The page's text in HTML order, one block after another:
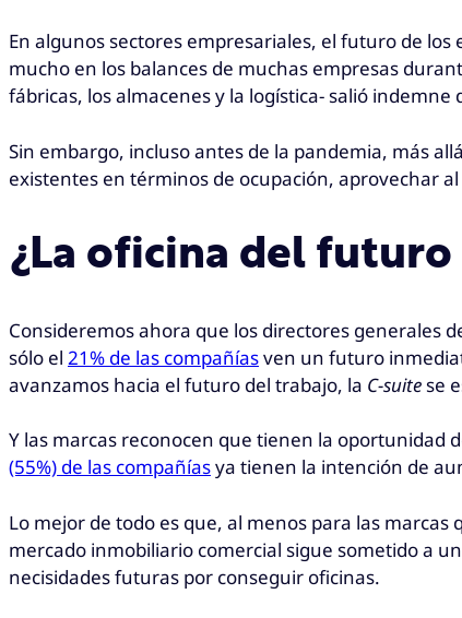
En algunos sectores empresariales, el futuro de
mucho en los balances de muchas empresas
fábricas, los almacenes y la logística- salió
Sin embargo, incluso antes de la pandemia, más
existentes en términos de ocupación, aprovechar
¿La oficina del
Consideremos ahora que los directores generales
sólo el 21% de las compañíasven un futuro
avanzamos hacia el futuro del trabajo, la C-suite se
Y las marcas reconocen que tienen la oportunidad
(55%) de las compañíasya tienen la intención de
Lo mejor de todo es que, al menos para las
mercado inmobiliario comercial sigue sometido a
necisidades futuras por conseguir oficinas.